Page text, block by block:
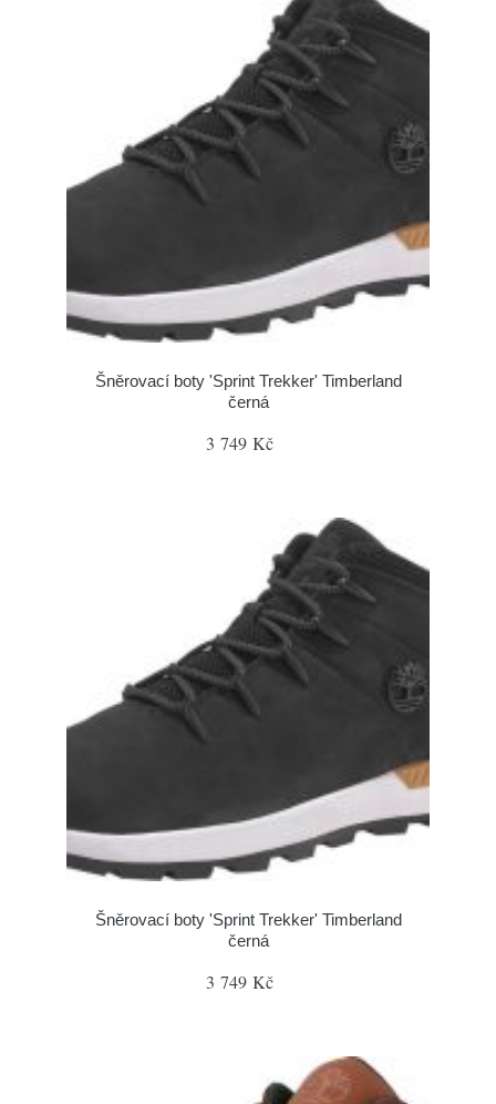
Šněrovací boty 'Sprint Trekker' Timberland
černá
3 749 Kč
Šněrovací boty 'Sprint Trekker' Timberland
černá
3 749 Kč